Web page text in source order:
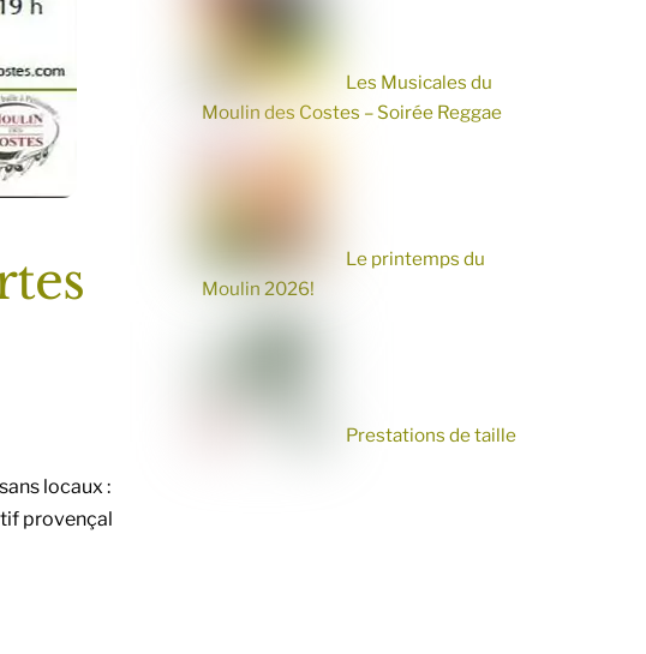
locaux :
provençal
Les Musicales du
Moulin des Costes – Soirée Reggae
Le printemps du
Moulin 2026!
Prestations de taille